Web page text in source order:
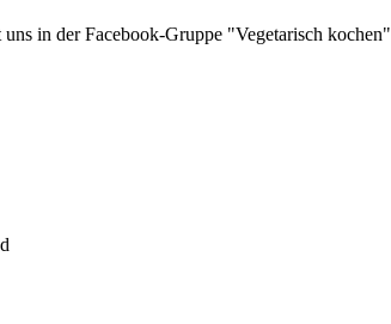
in der Facebook-Gruppe "Vegetarisch kochen"